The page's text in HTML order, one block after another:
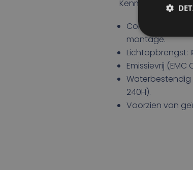
Kenmerken:
Compacte,
montage.
Lichtopbrengst:
Emissievrij (EMC
Waterbestendig
240H).
Voorzien van